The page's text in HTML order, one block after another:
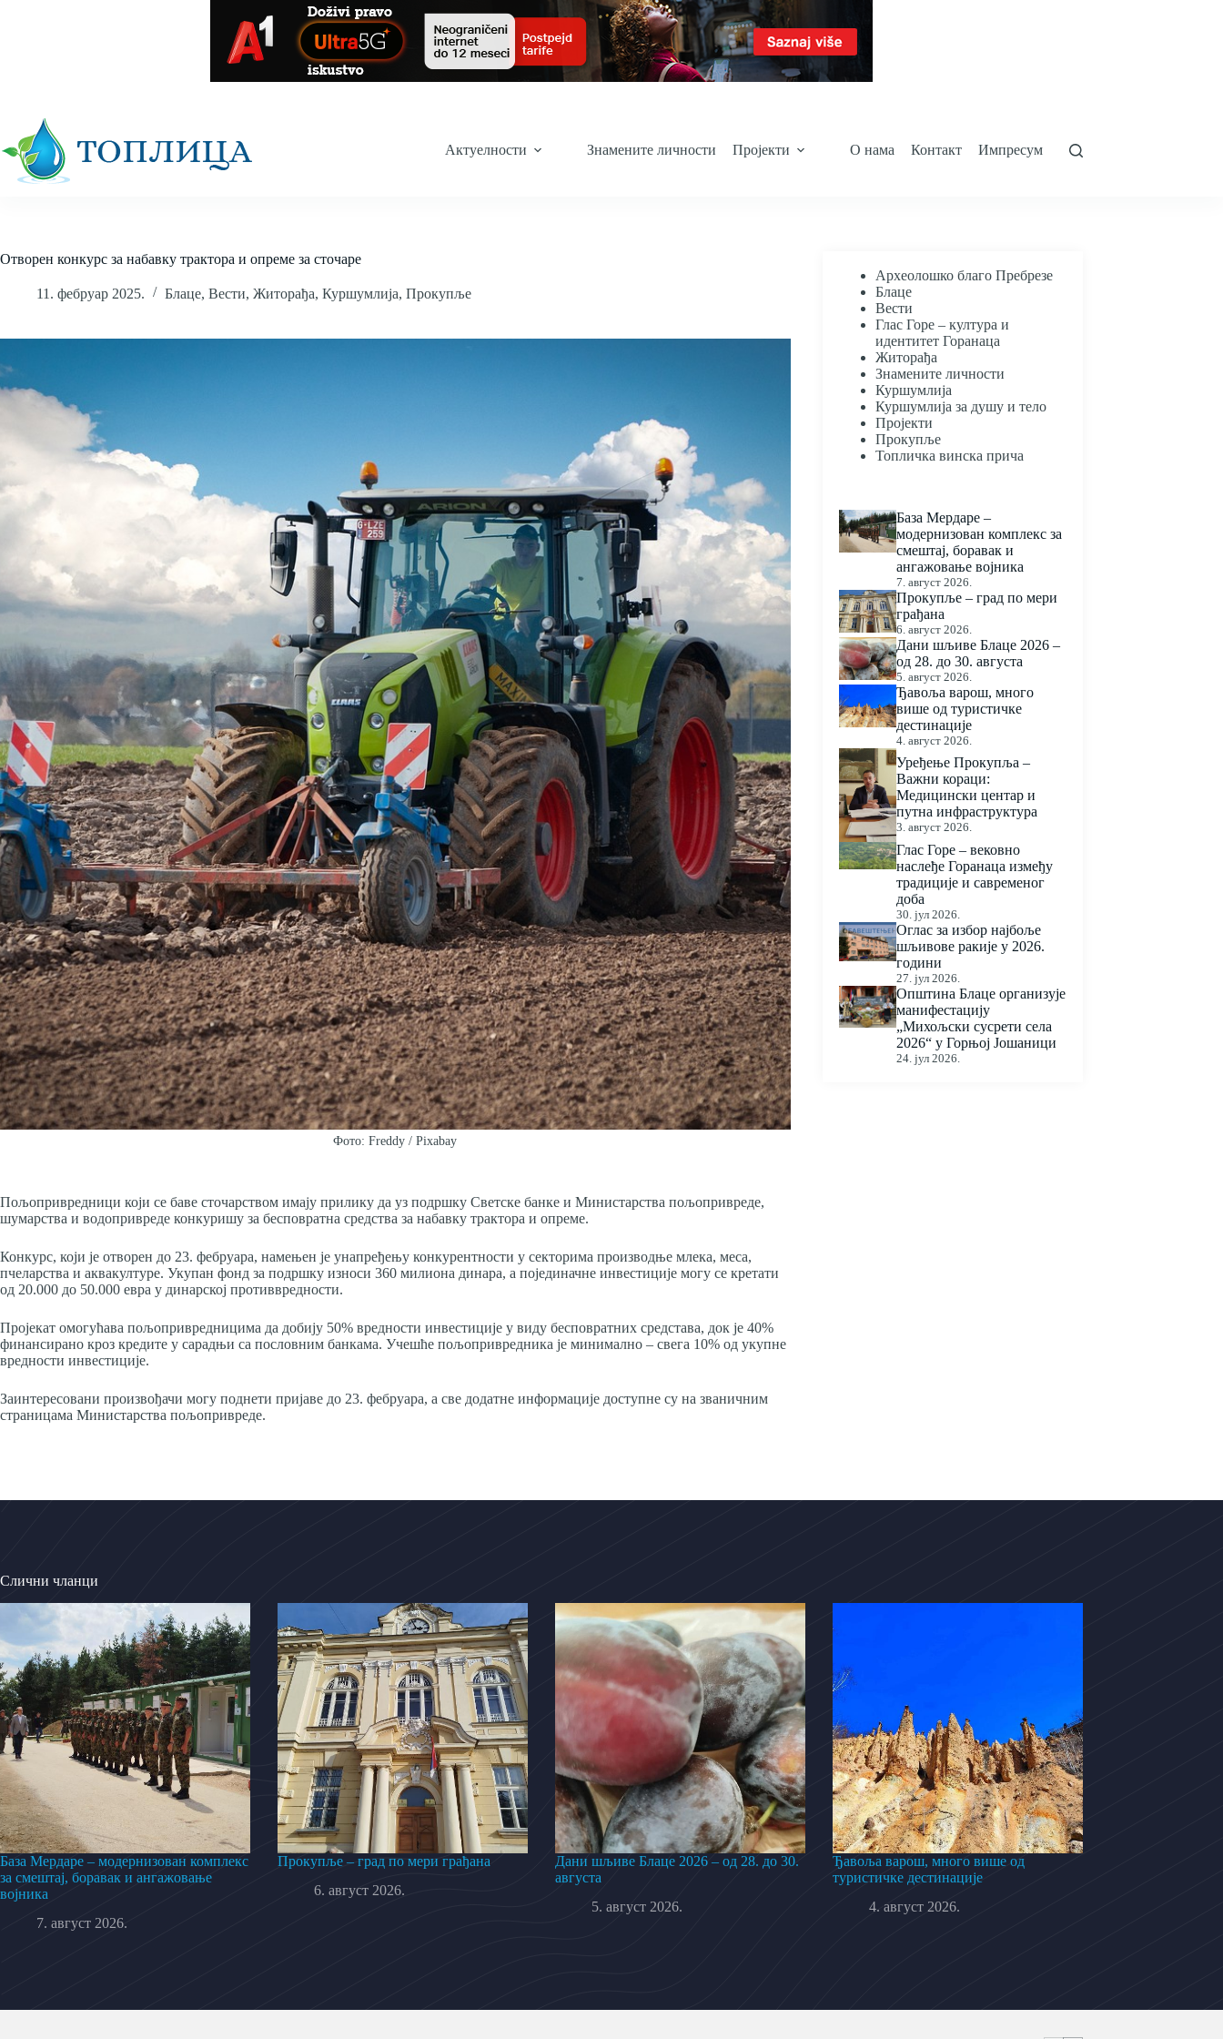
Актуелности Знамените личности Пројекти О нама Контакт Импресум
Отворен конкурс за набавку трактора и опреме за сточаре
11. фебруар 2025. Блаце, Вести, Житорађа, Куршумлија, Прокупље
Фото: Freddy / Pixabay
Пољопривредници који се баве сточарством имају прилику да уз подршку Светске банке и Министарства пољопривреде,
шумарства и водопривреде конкуришу за бесповратна средства за набавку трактора и опреме.
Конкурс, који је отворен до 23. фебруара, намењен је унапређењу конкурентности у секторима производње млека, меса,
пчеларства и аквакултуре. Укупан фонд за подршку износи 360 милиона динара, а појединачне инвестиције могу се кретати
од 20.000 до 50.000 евра у динарској противвредности.
Пројекат омогућава пољопривредницима да добију 50% вредности инвестиције у виду бесповратних средстава, док је 40%
финансирано кроз кредите у сарадњи са пословним банкама. Учешће пољопривредника је минимално – свега 10% од укупне
вредности инвестиције.
Заинтересовани произвођачи могу поднети пријаве до 23. фебруара, а све додатне информације доступне су на званичним
страницама Министарства пољопривреде.
Археолошко благо Пребрезе
Блаце
Вести
Глас Горе – култура и
идентитет Горанаца
Житорађа
Знамените личности
Куршумлија
Куршумлија за душу и тело
Пројекти
Прокупље
Топличка винска прича
База Мердаре –
модернизован комплекс за
смештај, боравак и
ангажовање војника
7. август 2026.
Прокупље – град по мери
грађана
6. август 2026.
Дани шљиве Блаце 2026 –
од 28. до 30. августа
5. август 2026.
Ђавоља варош, много
више од туристичке
дестинације
4. август 2026.
Уређење Прокупља –
Важни кораци:
Медицински центар и
путна инфраструктура
3. август 2026.
Глас Горе – вековно
наслеђе Горанаца између
традиције и савременог
доба
30. јул 2026.
Оглас за избор најбоље
шљивове ракије у 2026.
години
27. јул 2026.
Општина Блаце организује
манифестацију
„Михољски сусрети села
2026“ у Горњој Јошаници
24. јул 2026.
Слични чланци
База Мердаре – модернизован комплекс
за смештај, боравак и ангажовање
војника
7. август 2026.
Прокупље – град по мери грађана
6. август 2026.
Дани шљиве Блаце 2026 – од 28. до 30.
августа
5. август 2026.
Ђавоља варош, много више од
туристичке дестинације
4. август 2026.